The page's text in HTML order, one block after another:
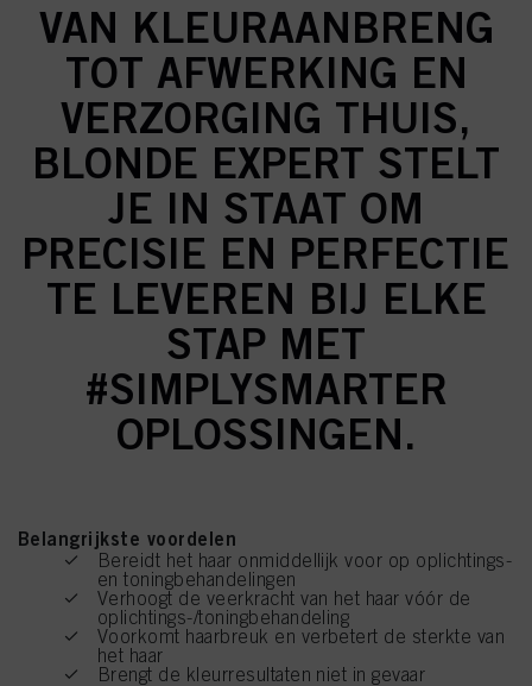
VAN KLEURAANBRENG
TOT AFWERKING EN
VERZORGING THUIS,
BLONDE EXPERT STELT
JE IN STAAT OM
PRECISIE EN PERFECTIE
TE LEVEREN BIJ ELKE
STAP MET
#SIMPLYSMARTER
OPLOSSINGEN.
Belangrijkste voordelen
Bereidt het haar onmiddellijk voor op oplichtings-
en toningbehandelingen
Verhoogt de veerkracht van het haar vóór de
oplichtings-/toningbehandeling
Voorkomt haarbreuk en verbetert de sterkte van
het haar
Brengt de kleurresultaten niet in gevaar